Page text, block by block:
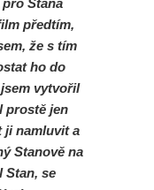
předtím,
že s tím
ho do
vytvořil
prostě jen
ji namluvit a
Stanově na
Stan, se